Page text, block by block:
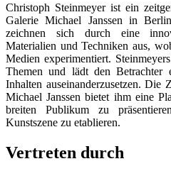
Christoph Steinmeyer ist ein
Galerie Michael Janssen in
zeichnen sich durch eine
Materialien und Techniken aus,
Medien experimentiert.
Themen und lädt den Betrachter
Inhalten auseinanderzusetzen. Die
Michael Janssen bietet ihm eine
breiten Publikum zu
Kunstszene zu etablieren.
Vertreten durch